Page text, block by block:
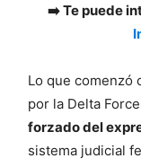
➡️ Te puede
Lo que comenzó
por la Delta
forzado del
sistema judicial